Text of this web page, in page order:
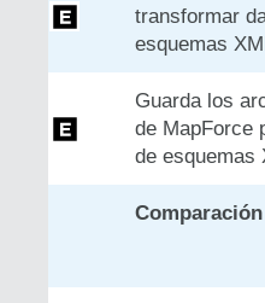
transformar
esquemas
Guarda los
de MapForce
de esquemas